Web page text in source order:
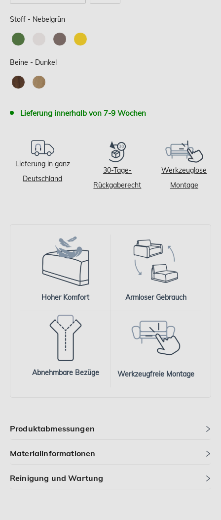
Stoff
Stoff - Nebelgrün
Beine - DunkelBeine
Lieferung innerhalb von 7-9 Wochen
Lieferung in ganz
Deutschland
30-Tage-
Rückgaberecht
Werkzeuglose
Montage
Hoher Komfort Armloser Gebrauch
Abnehmbare Bezüge Werkzeugfreie Montage
Produktabmessungen
Materialinformationen
Reinigung und Wartung